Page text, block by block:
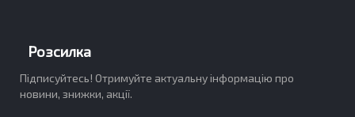
Розсилка
Підписуйтесь! Отримуйте актуальну інформацію про
новини, знижки, акції.